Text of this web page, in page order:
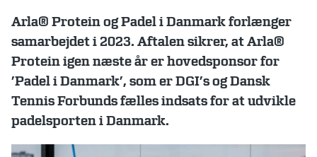
Arla® Protein og Padel i Danmark forlænger
samarbejdeti 2023. Aftalen sikrer, at Arla®
Protein igen næste år er hovedsponsor for
’Padel i Danmark’, som er DGI’s og Dansk
Tennis Forbunds fælles indsats for at udvikle
padelsporten i Danmark.